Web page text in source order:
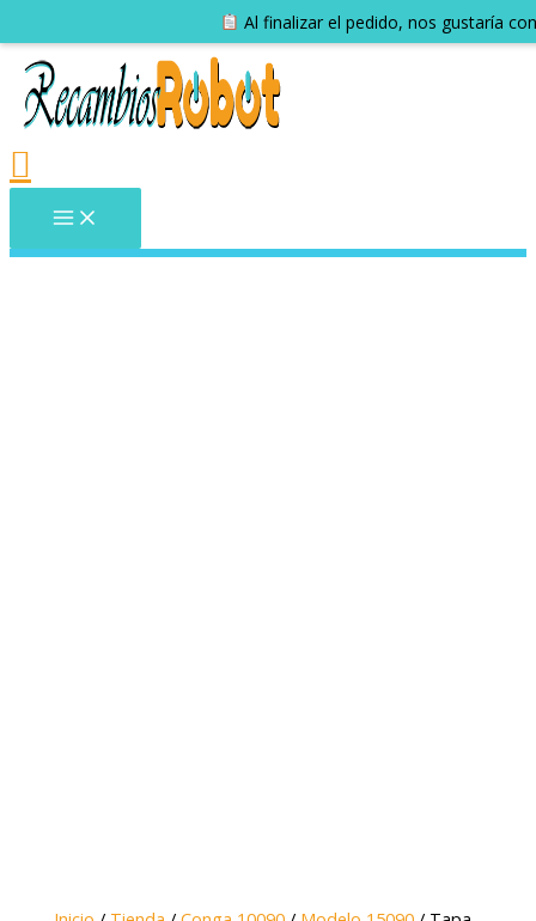
Al finalizar el pedido, nos gustaría